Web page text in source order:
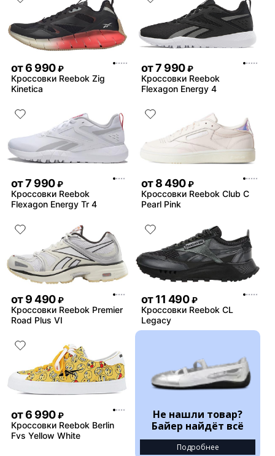
от6 990 ₽
Кроссовки Reebok Zig
Kinetica
от7 990 ₽
Кроссовки Reebok
Flexagon Energy 4
от7 990 ₽
Кроссовки Reebok
Flexagon Energy Tr 4
от8 490 ₽
Кроссовки Reebok Club C
Pearl Pink
от9 490 ₽
Кроссовки Reebok Premier
Road Plus VI
от11 490 ₽
Кроссовки Reebok CL
Legacy
от6 990 ₽
Кроссовки Reebok Berlin
Fvs Yellow White
Не нашли товар?
Байер найдёт всё
Подробнее